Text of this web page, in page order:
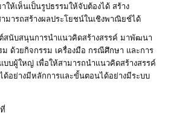
ให้เห็นเป็นรูปธรรมให้จับต้องได้ สร้าง
มารถสร้างผลประโยชน์ในเชิงพาณิยช์ได้
สนับสนุนการนำแนวคิดสร้างสรรค์ มาพัฒนา
ด้วยกิจกรรม เครื่องมือ กรณีศึกษา และการ
บบผู้ใหญ่ เพื่อให้สามารถนำแนวคิดสร้างสรรค์
อย่างมีหลักการและขั้นตอนได้อย่างมีระบบ